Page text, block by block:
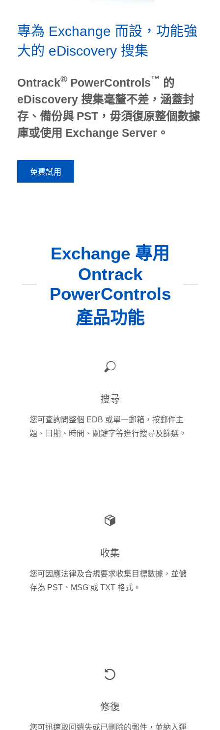
專為 Exchange 而設，功能強
大的 eDiscovery 搜集
Ontrack® PowerControls™ 的
eDiscovery 搜集毫釐不差，涵蓋封
存、備份與 PST，毋須復原整個數據
庫或使用 Exchange Server。
免費試用
Exchange 專用
Ontrack
PowerControls
產品功能
搜尋
您可查詢問整個 EDB 或單一郵箱，按郵件主
題、日期、時間、關鍵字等進行搜尋及篩選。
收集
您可因應法律及合規要求收集目標數據，並儲
存為 PST、MSG 或 TXT 格式。
修復
您可迅速取回遺失或已刪除的郵件，並納入運